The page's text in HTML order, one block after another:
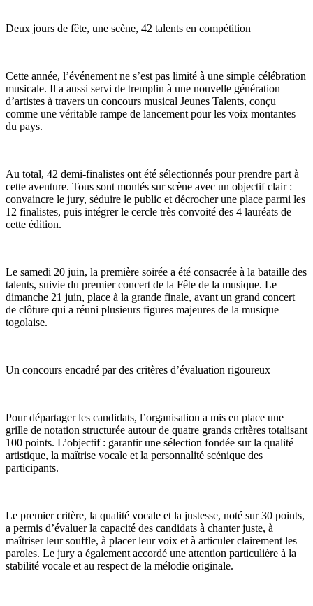
Deux jours de fête, une scène, 42 talents en compétition
Cette année, l’événement ne s’est pas limité à une simple célébration
musicale. Il a aussi servi de tremplin à une nouvelle génération
d’artistes à travers un concours musical Jeunes Talents, conçu
comme une véritable rampe de lancement pour les voix montantes
du pays.
Au total, 42 demi-finalistes ont été sélectionnés pour prendre part à
cette aventure. Tous sont montés sur scène avec un objectif clair :
convaincre le jury, séduire le public et décrocher une place parmi les
12 finalistes, puis intégrer le cercle très convoité des 4 lauréats de
cette édition.
Le samedi 20 juin, la première soirée a été consacrée à la bataille des
talents, suivie du premier concert de la Fête de la musique. Le
dimanche 21 juin, place à la grande finale, avant un grand concert
de clôture qui a réuni plusieurs figures majeures de la musique
togolaise.
Un concours encadré par des critères d’évaluation rigoureux
Pour départager les candidats, l’organisation a mis en place une
grille de notation structurée autour de quatre grands critères totalisant
100 points. L’objectif : garantir une sélection fondée sur la qualité
artistique, la maîtrise vocale et la personnalité scénique des
participants.
Le premier critère, la qualité vocale et la justesse, noté sur 30 points,
a permis d’évaluer la capacité des candidats à chanter juste, à
maîtriser leur souffle, à placer leur voix et à articuler clairement les
paroles. Le jury a également accordé une attention particulière à la
stabilité vocale et au respect de la mélodie originale.